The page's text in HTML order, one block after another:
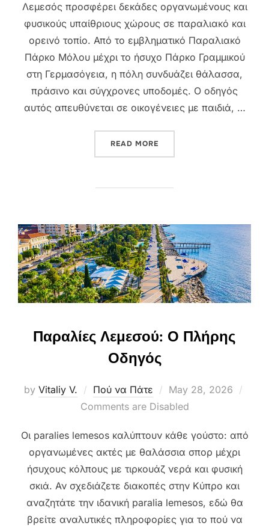
Λεμεσός προσφέρει δεκάδες οργανωμένους και
φυσικούς υπαίθριους χώρους σε παραλιακό και
ορεινό τοπίο. Από το εμβληματικό Παραλιακό
Πάρκο Μόλου μέχρι το ήσυχο Πάρκο Γραμμικού
στη Γερμασόγεια, η πόλη συνδυάζει θάλασσα,
πράσινο και σύγχρονες υποδομές. Ο οδηγός
αυτός απευθύνεται σε οικογένειες με παιδιά, …
READ MORE
Παραλίες Λεμεσού: Ο Πλήρης
Οδηγός
by Vitaliy V. Πού να Πάτε
Posted
on
May 28, 2026
Comments are Disabled
Οι paralies lemesos καλύπτουν κάθε γούστο: από
οργανωμένες ακτές με θαλάσσια σπορ μέχρι
ήσυχους κόλπους με τιρκουάζ νερά και φυσική
σκιά. Αν σχεδιάζετε διακοπές στην Κύπρο και
αναζητάτε την ιδανική paralia lemesos, εδώ θα
βρείτε αναλυτικές πληροφορίες για το πού να